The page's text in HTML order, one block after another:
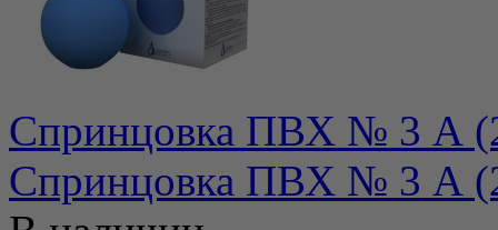
Спринцовка ПВХ № 3 А
Спринцовка ПВХ № 3 А